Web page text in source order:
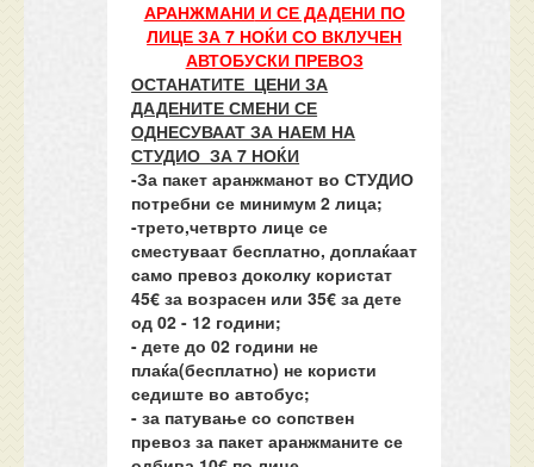
АРАНЖМАНИИ СЕ ДАДЕНИ ПО
ЛИЦЕ ЗА 7 НОЌИ СО ВКЛУЧЕН
АВТОБУСКИ ПРЕВОЗ
ОСТАНАТИТЕ ЦЕНИ ЗА
ДАДЕНИТЕ СМЕНИ СЕ
ОДНЕСУВААТ ЗА НАЕМ НА
СТУДИО ЗА 7 НОЌИ
-За пакет аранжманот во СТУДИО
потребни се минимум2 лица;
-трето,четврто лице се
сместуваат бесплатно, доплаќаат
само превоз доколку користат
45€ за возрасен или 35€ за дете
од 02 - 12 години;
- дете до 02 години не
плаќа(бесплатно) не користи
седиште во автобус;
- за патување со сопствен
превоз за пакет аранжманите се